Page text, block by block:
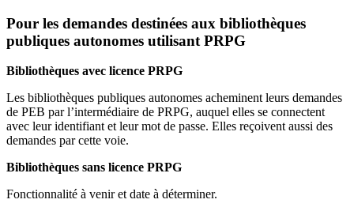
Pour les demandes destinées aux bibliothèques
publiques autonomes utilisant PRPG
Bibliothèques avec licence PRPG
Les bibliothèques publiques autonomes acheminent leurs demandes
de PEB par l’intermédiaire de PRPG, auquel elles se connectent
avec leur identifiant et leur mot de passe. Elles reçoivent aussi des
demandes par cette voie.
Bibliothèques sans licence PRPG
Fonctionnalité à venir et date à déterminer.